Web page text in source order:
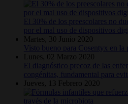
El 30% de los preescolares no
por el mal uso de dispositivos
Martes, 30 Junio 2020
Visto bueno para Cosentyx en la
Lunes, 02 Marzo 2020
El diagnóstico precoz de las
congénitas, fundamental para
Jueves, 13 Febrero 2020